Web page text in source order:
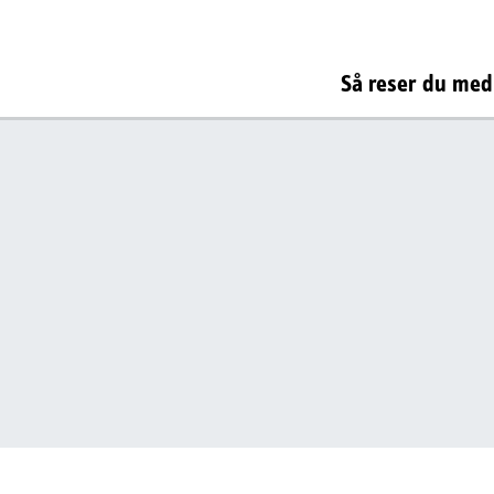
Så reser du